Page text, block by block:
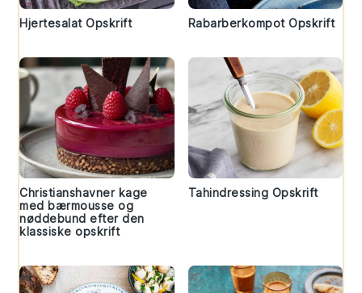
Hjertesalat Opskrift Rabarberkompot Opskrift
Christianshavner kage
med bærmousse og
nøddebund efter den
klassiske opskrift
Tahindressing Opskrift